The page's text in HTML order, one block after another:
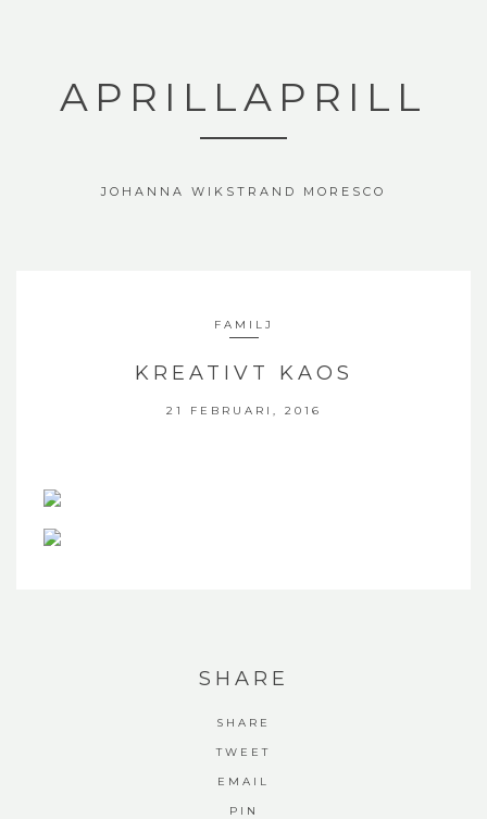
APRILLAPRILL
JOHANNA WIKSTRAND MORESCO
FAMILJ
KREATIVT KAOS
21 FEBRUARI, 2016
SHARE
SHARE
TWEET
EMAIL
PIN